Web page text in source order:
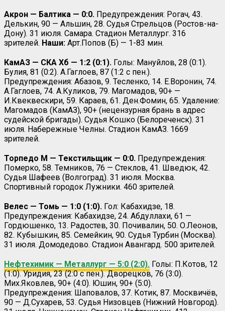
Акрон — Балтика — 0:0. Предупреждения: Рогач, 43.
Делькин, 90 — Альшин, 28. Судья Стрельцов (Ростов-на-
Дону). 31 июля. Самара. Стадион Металлург. 316
зрителей. Наши: Арт.Попов (Б) — 1-83 мин.
КамАЗ — СКА Хб — 1:2 (0:1). Голы: Мануйлов, 28 (0:1).
Булия, 81 (0:2). А.Гаглоев, 87 (1:2 с пен.).
Предупреждения: Абазов, 9. Тесленко, 14. Е.Воронин, 74.
А.Гаглоев, 74. А.Куликов, 79. Магомадов, 90+ —
И.Квеквескири, 59. Караев, 61. Ден.Фомин, 65. Удаление:
Магомадов (КамАЗ), 90+ (нецензурная брань в адрес
судейской бригады). Судья Кошко (Белореченск). 31
июля. Набережные Челны. Стадион КамАЗ. 1669
зрителей.
Торпедо М — Текстильщик — 0:0. Предупреждения:
Померко, 58. Темников, 76 — Стеклов, 41. Шведюк, 42.
Судья Шафеев (Волгоград). 31 июля. Москва.
Спортивный городок Лужники. 460 зрителей.
Велес — Томь — 1:0 (1:0). Гол: Кабахидзе, 18.
Предупреждения: Кабахидзе, 24. Абдуллахи, 61 —
Гордюшенко, 13. Радостев, 30. Почивалин, 50. О.Леонов,
82. Кубышкин, 85. Семейкин, 90. Судья Турбин (Москва).
31 июля. Домодедово. Стадион Авангард. 500 зрителей.
Нефтехимик — Металлург — 5:0 (2:0). Голы: П.Котов, 12
(1:0). Уридия, 23 (2:0 с пен.). Дворецков, 76 (3:0).
Мих.Яковлев, 90+ (4:0). Юшин, 90+ (5:0).
Предупреждения: Шаповалов, 37. Котик, 87. Москвичёв,
90 — Д.Сухарев, 53. Судья Низовцев (Нижний Новгород).